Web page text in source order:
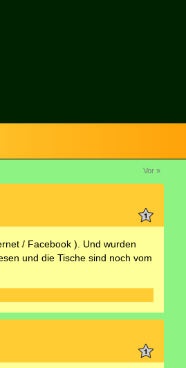
Vor »
/ Facebook ). Und wurden
und die Tische sind noch vom